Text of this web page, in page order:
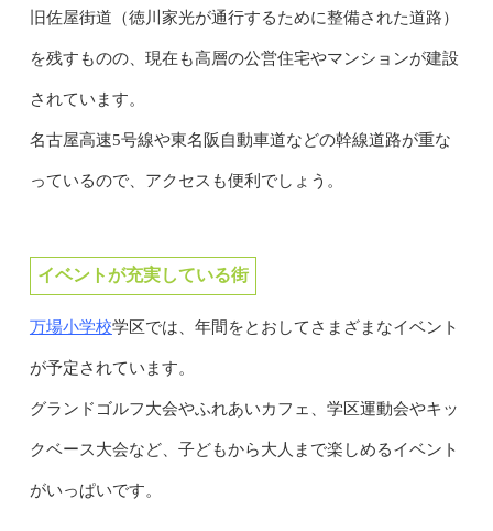
旧佐屋街道（徳川家光が通行するために整備された道路）
を残すものの、現在も高層の公営住宅やマンションが建設
されています。
名古屋高速5号線や東名阪自動車道などの幹線道路が重な
っているので、アクセスも便利でしょう。
イベントが充実している街
万場小学校学区では、年間をとおしてさまざまなイベント
が予定されています。
グランドゴルフ大会やふれあいカフェ、学区運動会やキッ
クベース大会など、子どもから大人まで楽しめるイベント
がいっぱいです。